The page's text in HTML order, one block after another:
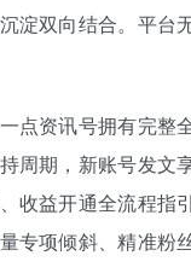
淀双向结合。平
点资讯号拥有完
周期，新账号发
收益开通全流程
专项倾斜、精准